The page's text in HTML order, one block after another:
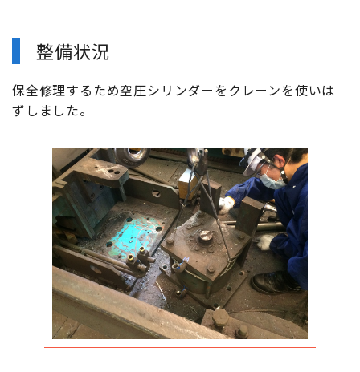
整備状況
保全修理するため空圧シリンダーをクレーンを使いは
ずしました。